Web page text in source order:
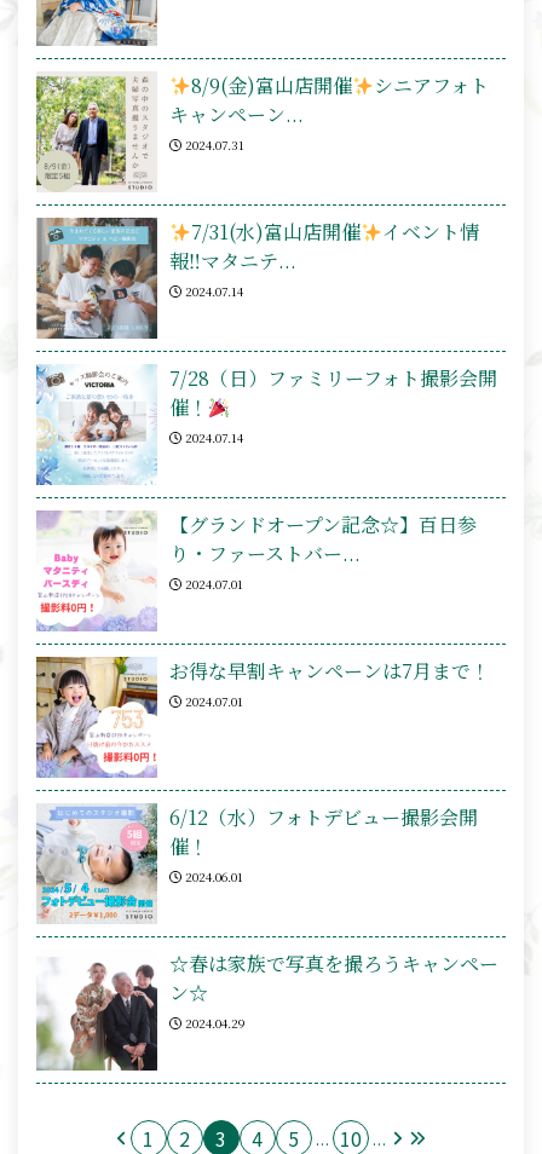
8/9(金)富山店開催
シニアフォト
キャンペーン...
2024.07.31
7/31(水)富山店開催
イベント情
報‼マタニテ...
2024.07.14
7/28（日）ファミリーフォト撮影会開
催！
2024.07.14
【グランドオープン記念☆】百日参
り・ファーストバー...
2024.07.01
お得な早割キャンペーンは7月まで！
2024.07.01
6/12（水）フォトデビュー撮影会開
催！
2024.06.01
☆春は家族で写真を撮ろうキャンペー
ン☆
2024.04.29
1 2 3 4 5 ... 10 ...